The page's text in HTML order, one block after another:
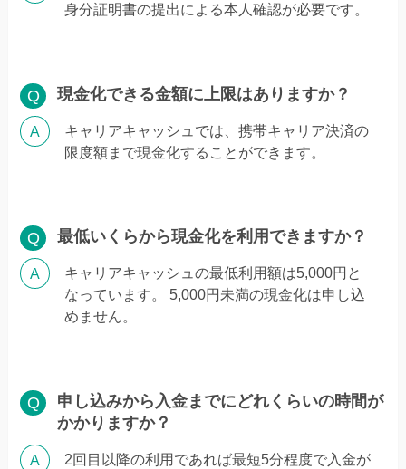
身分証明書の提出による本人確認が必要です。
現金化できる金額に上限はありますか？
キャリアキャッシュでは、携帯キャリア決済の
限度額まで現金化することができます。
最低いくらから現金化を利用できますか？
キャリアキャッシュの最低利用額は5,000円と
なっています。 5,000円未満の現金化は申し込
めません。
申し込みから入金までにどれくらいの時間が
かかりますか？
2回目以降の利用であれば最短5分程度で入金が